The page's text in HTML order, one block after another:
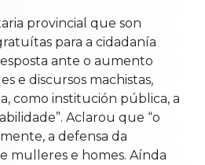
provincial que son
para a cidadanía
ante o aumento
e discursos machistas,
como institución pública, a
Aclarou que “o
a defensa da
mulleres e homes. Aínda